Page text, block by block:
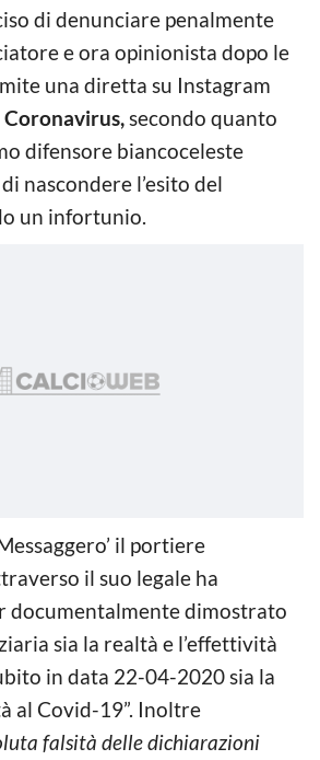
di denunciare penalmente
e ora opinionista dopo le
una diretta su Instagram
Coronavirus,secondo quanto
difensore biancoceleste
nascondere l’esito del
un infortunio.
il portiere
il suo legale ha
documentalmente dimostrato
sia la realtà e l’effettività
in data 22-04-2020 sia la
al Covid-19”. Inoltre
falsità delle dichiarazioni